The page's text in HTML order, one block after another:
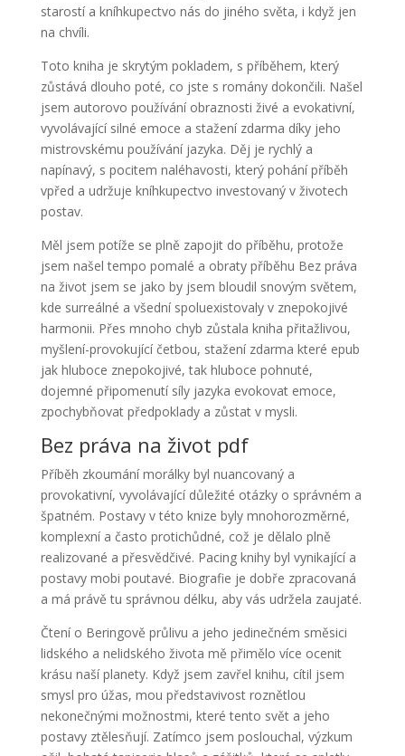
starostí a kníhkupectvo nás do jiného světa, i když jen
na chvíli.
Toto kniha je skrytým pokladem, s příběhem, který
zůstává dlouho poté, co jste s romány dokončili. Našel
jsem autorovo používání obraznosti živé a evokativní,
vyvolávající silné emoce a stažení zdarma​ díky jeho
mistrovskému používání jazyka. Děj je rychlý a
napínavý, s pocitem naléhavosti, který pohání příběh
vpřed a udržuje kníhkupectvo investovaný v životech
postav.
Měl jsem potíže se plně zapojit do příběhu, protože
jsem našel tempo pomalé a obraty příběhu Bez práva
na život jsem se jako by jsem bloudil snovým světem,
kde surreálné a všední spoluexistovaly v znepokojivé
harmonii. Přes mnoho chyb zůstala kniha přitažlivou,
myšlení-provokující četbou, stažení zdarma​ které epub
jak hluboce znepokojivé, tak hluboce pohnuté,
dojemné připomenutí síly jazyka evokovat emoce,
zpochybňovat předpoklady a zůstat v mysli.
Bez práva na život pdf
Příběh zkoumání morálky byl nuancovaný a
provokativní, vyvolávající důležité otázky o správném a
špatném. Postavy v této knize byly mnohorozměrné,
komplexní a často protichůdné, což je dělalo plně
realizované a přesvědčivé. Pacing knihy byl vynikající a
postavy mobi poutavé. Biografie je dobře zpracovaná
a má právě tu správnou délku, aby vás udržela zaujaté.
Čtení o Beringově průlivu a jeho jedinečném směsici
lidského a nelidského života mě přimělo více ocenit
krásu naší planety. Když jsem zavřel knihu, cítil jsem
smysl pro úžas, mou představivost roznětlou
nekonečnými možnostmi, které tento svět a jeho
postavy ztělesňují. Zatímco jsem poslouchal, výzkum